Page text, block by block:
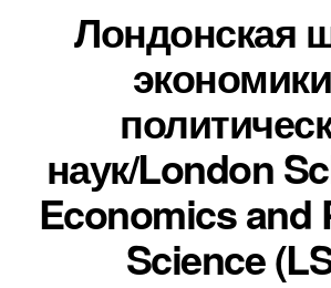
Лондонская
наук/London
Economics and
Science